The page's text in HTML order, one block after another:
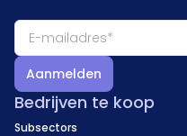
Aanmelden
Bedrijven te koop
Subsectors